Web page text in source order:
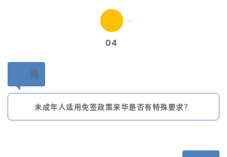
04
问
未成年人适用免签政策来华是否有特殊要求？